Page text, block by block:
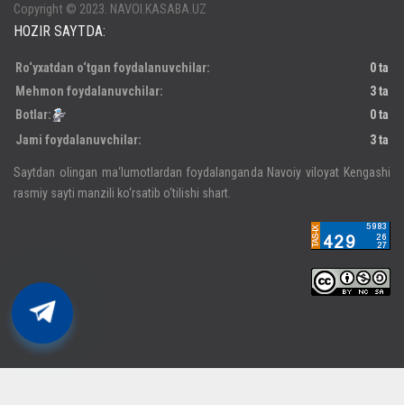
Copyright © 2023. NAVOI.KASABA.UZ
HOZIR SAYTDA:
Ro‘yxatdan o‘tgan foydalanuvchilar:
0 ta
Mehmon foydalanuvchilar:
3 ta
Botlar:
0 ta
Jami foydalanuvchilar:
3 ta
Saytdan olingan ma‘lumotlardan foydalanganda Navoiy viloyat Kengashi
rasmiy sayti manzili ko‘rsatib o‘tilishi shart.